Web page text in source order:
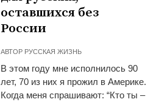
оставшихся без
России
АВТОР РУССКАЯ ЖИЗНЬ
В этом году мне исполнилось 90
лет, 70 из них я прожил в Америке.
Когда меня спрашивают: “Кто ты –